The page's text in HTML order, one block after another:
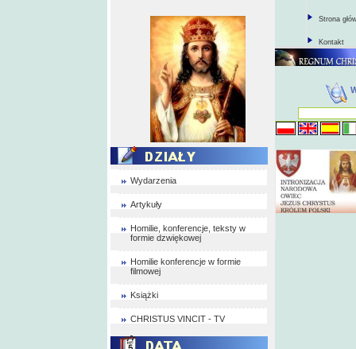
Wydarzenia
Artykuły
Homilie, konferencje, teksty w
formie dzwiękowej
Homilie konferencje w formie
filmowej
Książki
CHRISTUS VINCIT - TV
Strona
Kontakt